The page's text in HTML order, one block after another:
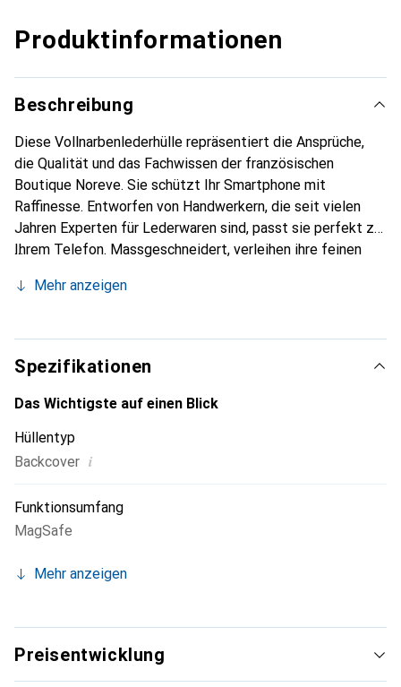
Produktinformationen
Beschreibung
Diese Vollnarbenlederhülle repräsentiert die Ansprüche,
die Qualität und das Fachwissen der französischen
Boutique Noreve. Sie schützt Ihr Smartphone mit
Raffinesse. Entworfen von Handwerkern, die seit vielen
Jahren Experten für Lederwaren sind, passt sie perfekt zu
Ihrem Telefon. Massgeschneidert, verleihen ihre feinen
und integralen Accessoire Ihres Smartphones. International
Noreve eine sichere Wahl für eine anspruchsvolle Klientel.
Mehr anzeigen
Spezifikationen
Das Wichtigste auf einen Blick
Hüllentyp
Backcover i
Funktionsumfang
MagSafe
Mehr anzeigen
Preisentwicklung